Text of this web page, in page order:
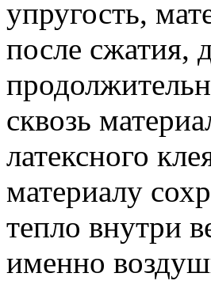
упругость,
после сжатия,
сквозь
латексного
материалу
тепло внутри
именно